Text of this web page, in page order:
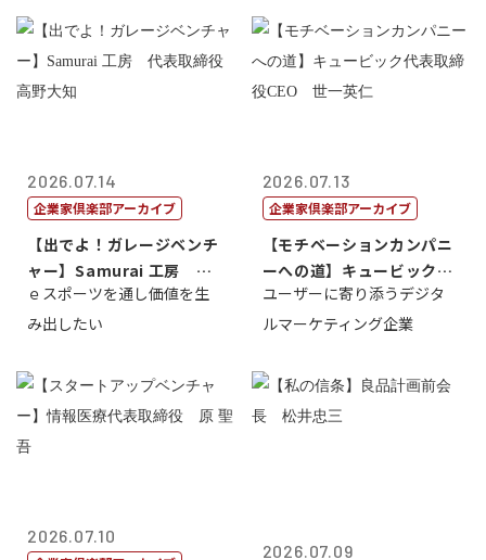
2026.07.14
企業家倶楽部アーカイブ
【出でよ！ガレージベンチ
ャー】Samurai 工房 代
表取締...
ｅスポーツを通し価値を生
み出したい
2026.07.13
企業家倶楽部アーカイブ
【モチベーションカンパニ
ーへの道】キュービック代
表取締役CE...
ユーザーに寄り添うデジタ
ルマーケティング企業
2026.07.10
2026.07.09